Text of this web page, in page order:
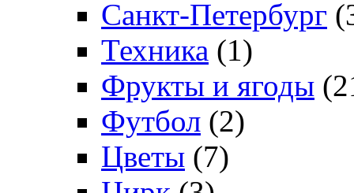
Санкт-Петербург
Техника (1)
Фрукты и ягоды
Футбол (2)
Цветы (7)